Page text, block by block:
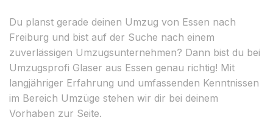
Du planst gerade deinen Umzug von Essen nach
Freiburg und bist auf der Suche nach einem
zuverlässigen Umzugsunternehmen? Dann bist du bei
Umzugsprofi Glaser aus Essen genau richtig! Mit
langjähriger Erfahrung und umfassenden Kenntnissen
im Bereich Umzüge stehen wir dir bei deinem
Vorhaben zur Seite.